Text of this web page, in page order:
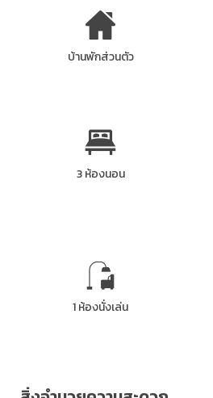
บ้านพักส่วนตัว
3 ห้องนอน
1 ห้องนั่งเล่น